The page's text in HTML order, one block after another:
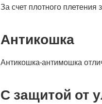
За счет плотного
Антикошка
Антикошка-антимошка
С защитой от